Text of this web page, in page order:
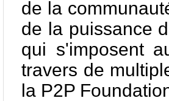
de la
de la puissance
qui s'imposent
travers de
la P2P